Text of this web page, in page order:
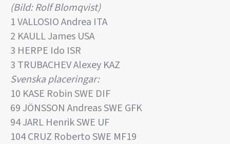
(Bild: Rolf Blomqvist)
1 VALLOSIO Andrea ITA
2 KAULL James USA
3 HERPE Ido ISR
3 TRUBACHEV Alexey KAZ
Svenska placeringar:
10 KASE Robin SWE DIF
69 JÖNSSON Andreas SWE GFK
94 JARL Henrik SWE UF
104 CRUZ Roberto SWE MF19